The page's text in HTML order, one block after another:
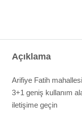
Açıklama
Arifiye Fatih
3+1 geniş kullanım
iletişime geçin